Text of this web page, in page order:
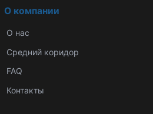
О компании
О нас
Средний коридор
FAQ
Контакты